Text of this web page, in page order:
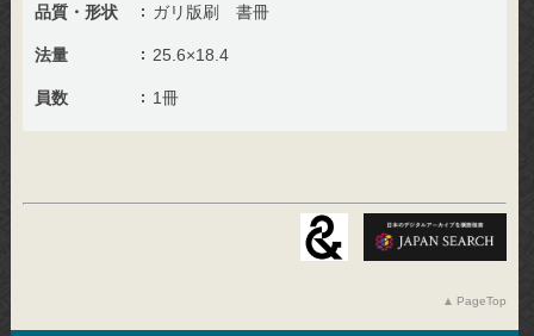
品質・形状 ガリ版刷 書冊
法量 25.6×18.4
員数 1冊
PageTop